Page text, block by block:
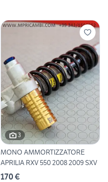
3
MONO AMMORTIZZATORE
APRILIA RXV 550 2008 2009 SXV
170 €